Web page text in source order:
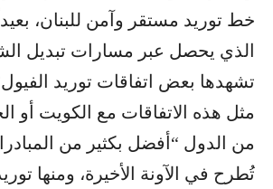
خط توريد مستقر وآمن للبنان،
الذي يحصل عبر مسارات تبديل
تشهدها بعض اتفاقات توريد
مثل هذه الاتفاقات مع الكويت أو
من الدول “أفضل بكثير من
تُطرح في الآونة الأخيرة، ومنها